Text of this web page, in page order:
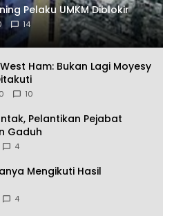
Pelaku UMKM Diblokir
14
Ham: Bukan Lagi Moyesy
10
Pelantikan Pejabat
Gaduh
4
Mengikuti Hasil
4